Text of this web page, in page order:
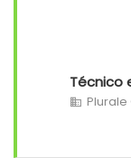
Técnico